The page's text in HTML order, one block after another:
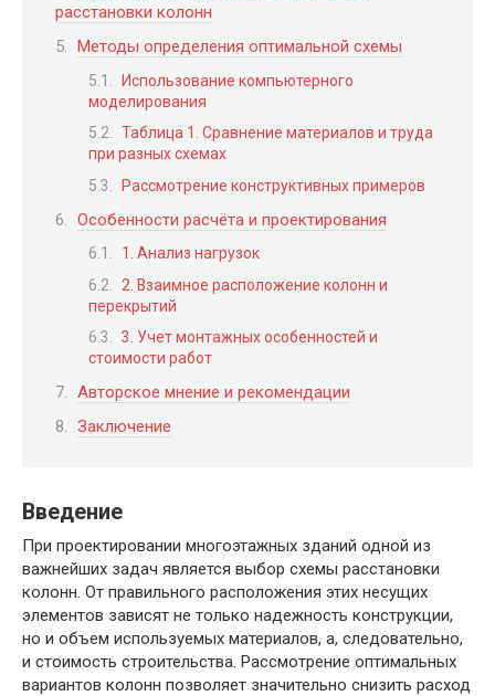
расстановки колонн
Методы определения оптимальной схемы
Использование компьютерного
моделирования
Таблица 1. Сравнение материалов и труда
при разных схемах
Рассмотрение конструктивных примеров
Особенности расчёта и проектирования
1. Анализ нагрузок
2. Взаимное расположение колонн и
перекрытий
3. Учет монтажных особенностей и
стоимости работ
Авторское мнение и рекомендации
Заключение
Введение
При проектировании многоэтажных зданий одной из
важнейших задач является выбор схемы расстановки
колонн. От правильного расположения этих несущих
элементов зависят не только надежность конструкции,
но и объем используемых материалов, а, следовательно,
и стоимость строительства. Рассмотрение оптимальных
вариантов колонн позволяет значительно снизить расход